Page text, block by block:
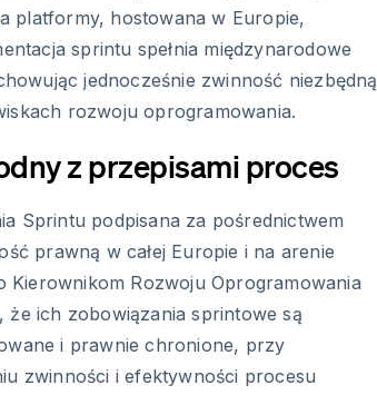
platformy, hostowana w Europie,
sprintu spełnia międzynarodowe
jednocześnie zwinność niezbędną
rozwoju oprogramowania.
z przepisami proces
Sprintu podpisana za pośrednictwem
prawną w całej Europie i na arenie
Kierownikom Rozwoju Oprogramowania
że ich zobowiązania sprintowe są
i prawnie chronione, przy
zwinności i efektywności procesu